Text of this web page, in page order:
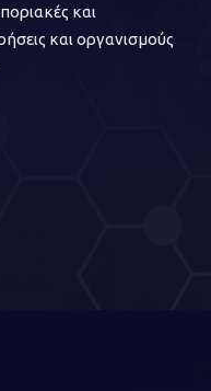
και
και οργανισμούς